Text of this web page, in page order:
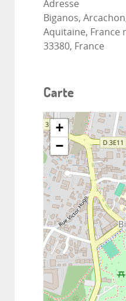
Adresse
Biganos,
Aquitaine, France
33380, France
Carte
+
−